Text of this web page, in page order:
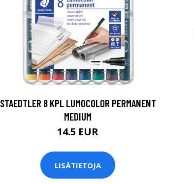
STAEDTLER 8 KPL LUMOCOLOR PERMANENT
MEDIUM
14.5 EUR
LISÄTIETOJA